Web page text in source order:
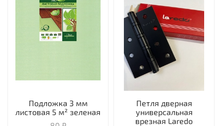
Подложка 3 мм
листовая 5 м² зеленая
Петля дверная
универсальная
врезная Laredo